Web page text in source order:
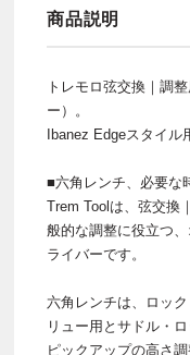
商品説明
トレモロ弦交換｜調
ー）。
Ibanez Edgeスタイル
■六角レンチ、必要な
Trem Toolは、弦交換
般的な調整に役立つ
ライバーです。
六角レンチは、ロッ
リュー用とサドル・
ピックアップの高さ